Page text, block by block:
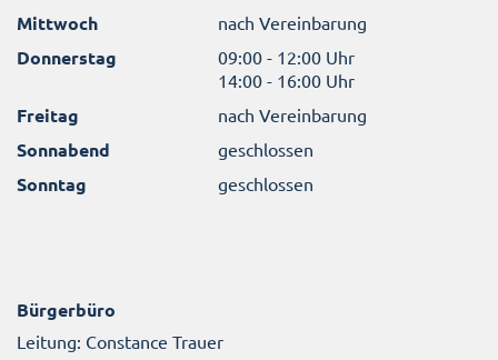
Mittwoch nach Vereinbarung
Donnerstag
09:00 - 12:00 Uhr
14:00 - 16:00 Uhr
Freitag nach Vereinbarung
Sonnabend geschlossen
Sonntag geschlossen
Bürgerbüro
Leitung: Constance Trauer